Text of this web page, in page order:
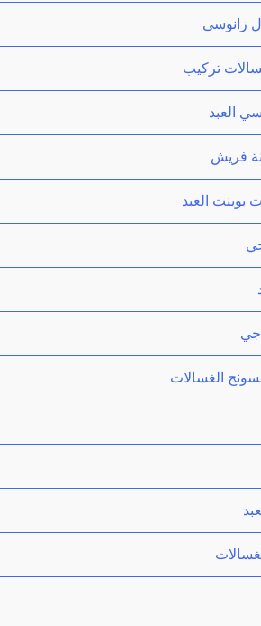
زانوسى
العبد
فريش
العبد
الغسالات